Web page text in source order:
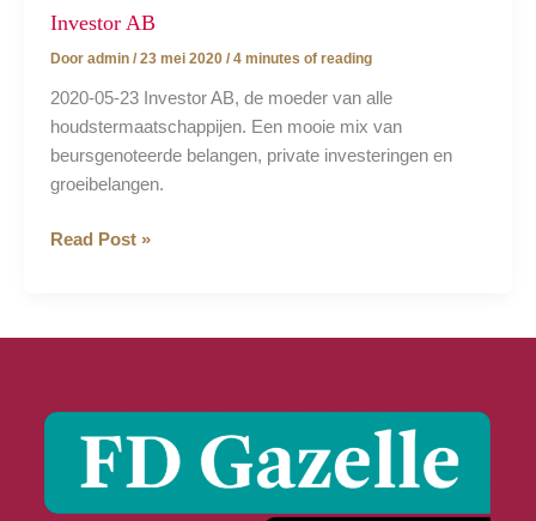
Investor AB
Door admin / 23 mei 2020 / 4 minutes of reading
2020-05-23 Investor AB, de moeder van alle
houdstermaatschappijen. Een mooie mix van
beursgenoteerde belangen, private investeringen en
groeibelangen.
Investor
Read Post »